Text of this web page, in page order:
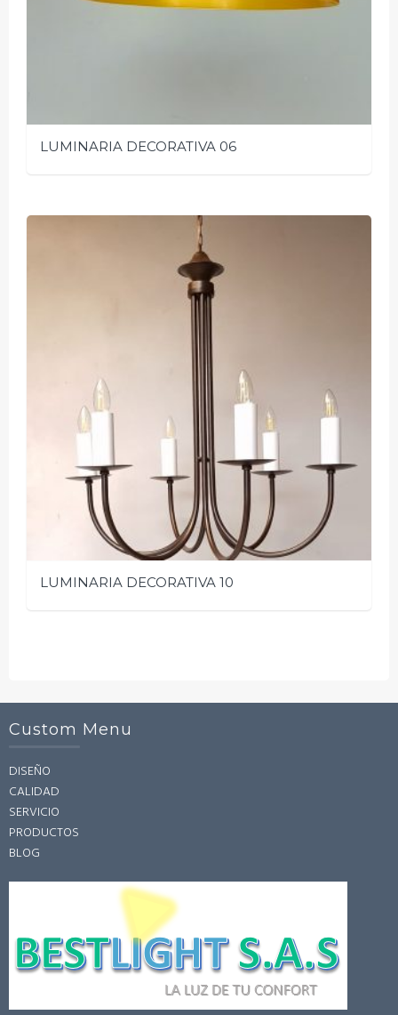
LUMINARIA DECORATIVA 06
LUMINARIA DECORATIVA 10
Custom Menu
DISEÑO
CALIDAD
SERVICIO
PRODUCTOS
BLOG